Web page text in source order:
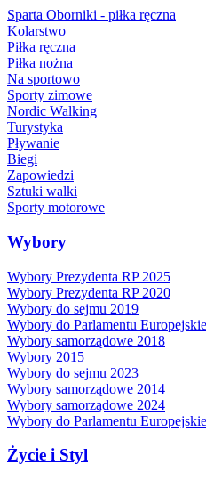
Sparta Oborniki - piłka ręczna
Kolarstwo
Piłka ręczna
Piłka nożna
Na sportowo
Sporty zimowe
Nordic Walking
Turystyka
Pływanie
Biegi
Zapowiedzi
Sztuki walki
Sporty motorowe
Wybory
Wybory Prezydenta RP 2025
Wybory Prezydenta RP 2020
Wybory do sejmu 2019
Wybory do Parlamentu
Wybory samorządowe 2018
Wybory 2015
Wybory do sejmu 2023
Wybory samorządowe 2014
Wybory samorządowe 2024
Wybory do Parlamentu
Życie i Styl